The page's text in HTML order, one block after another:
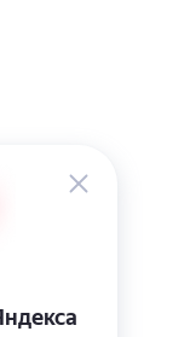
Онсад.ру